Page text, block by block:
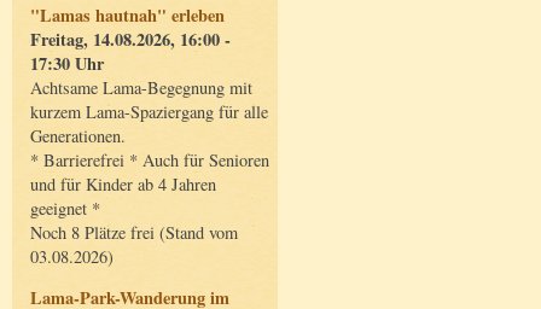
"Lamas hautnah" erleben
Freitag, 14.08.2026, 16:00 -
17:30 Uhr
Achtsame Lama-Begegnung mit
kurzem Lama-Spaziergang für alle
Generationen.
* Barrierefrei * Auch für Senioren
und für Kinder ab 4 Jahren
geeignet *
Noch 8 Plätze frei (Stand vom
03.08.2026)
Lama-Park-Wanderung im